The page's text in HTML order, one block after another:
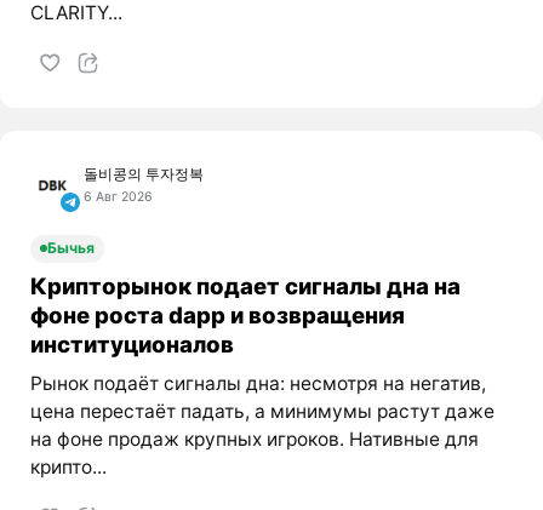
CLARITY...
돌비콩의 투자정복
6 Авг 2026
Бычья
Крипторынок подает сигналы дна на
фоне роста dapp и возвращения
институционалов
Рынок подаёт сигналы дна: несмотря на негатив,
цена перестаёт падать, а минимумы растут даже
на фоне продаж крупных игроков. Нативные для
крипто...